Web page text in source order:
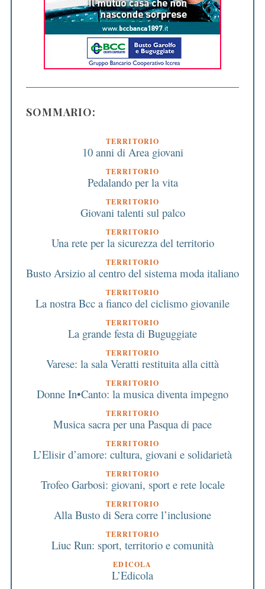
SOMMARIO:
TERRITORIO
10 anni di Area giovani
TERRITORIO
Pedalando per la vita
TERRITORIO
Giovani talenti sul palco
TERRITORIO
Una rete per la sicurezza del territorio
TERRITORIO
Busto Arsizio al centro del sistema moda italiano
TERRITORIO
La nostra Bcc a fianco del ciclismo giovanile
TERRITORIO
La grande festa di Buguggiate
TERRITORIO
Varese: la sala Veratti restituita alla città
TERRITORIO
Donne In•Canto: la musica diventa impegno
TERRITORIO
Musica sacra per una Pasqua di pace
TERRITORIO
L’Elisir d’amore: cultura, giovani e solidarietà
TERRITORIO
Trofeo Garbosi: giovani, sport e rete locale
TERRITORIO
Alla Busto di Sera corre l’inclusione
TERRITORIO
Liuc Run: sport, territorio e comunità
EDICOLA
L’Edicola